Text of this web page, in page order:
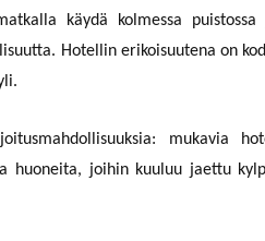
käydä kolmessa
Hotellin erikoisuutena on
mukavia
huoneita, joihin kuuluu jaettu